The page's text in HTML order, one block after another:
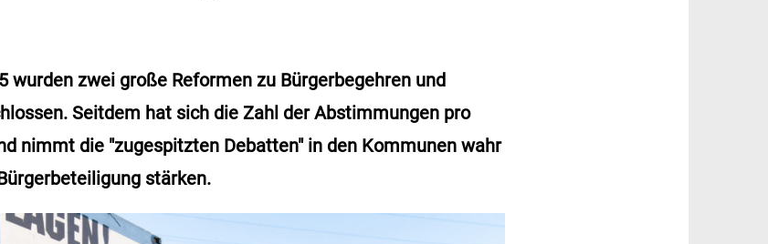
wurden zwei große Reformen zu Bürgerbegehren und
Seitdem hat sich die Zahl der Abstimmungen pro
nimmt die "zugespitzten Debatten" in den Kommunen wahr
stärken.